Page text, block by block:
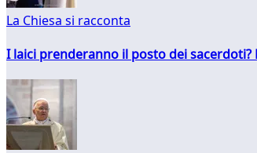
La Chiesa si racconta
I laici prenderanno il posto dei